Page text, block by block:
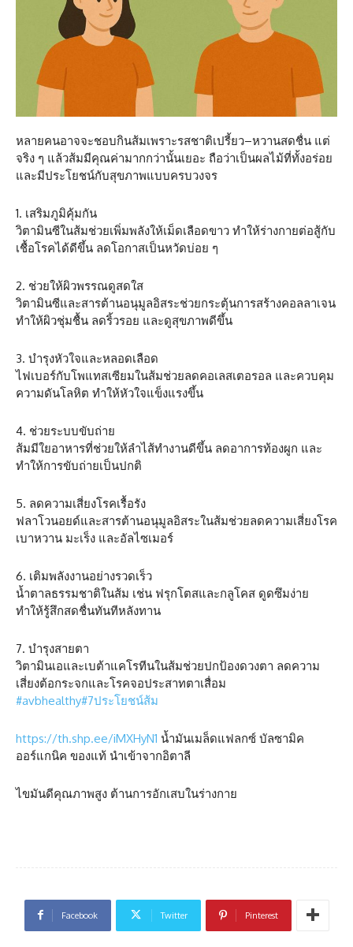
หลายคนอาจจะชอบกินส้มเพราะรสชาติเปรี้ยว–หวานสดชื่น แต่
จริง ๆ แล้วส้มมีคุณค่ามากกว่านั้นเยอะ ถือว่าเป็นผลไม้ที่ทั้งอร่อย
และมีประโยชน์กับสุขภาพแบบครบวงจร
1. เสริมภูมิคุ้มกัน
วิตามินซีในส้มช่วยเพิ่มพลังให้เม็ดเลือดขาว ทำให้ร่างกายต่อสู้กับ
เชื้อโรคได้ดีขึ้น ลดโอกาสเป็นหวัดบ่อย ๆ
2. ช่วยให้ผิวพรรณดูสดใส
วิตามินซีและสารต้านอนุมูลอิสระช่วยกระตุ้นการสร้างคอลลาเจน
ทำให้ผิวชุ่มชื้น ลดริ้วรอย และดูสุขภาพดีขึ้น
3. บำรุงหัวใจและหลอดเลือด
ไฟเบอร์กับโพแทสเซียมในส้มช่วยลดคอเลสเตอรอล และควบคุม
ความดันโลหิต ทำให้หัวใจแข็งแรงขึ้น
4. ช่วยระบบขับถ่าย
ส้มมีใยอาหารที่ช่วยให้ลำไส้ทำงานดีขึ้น ลดอาการท้องผูก และ
ทำให้การขับถ่ายเป็นปกติ
5. ลดความเสี่ยงโรคเรื้อรัง
ฟลาโวนอยด์และสารต้านอนุมูลอิสระในส้มช่วยลดความเสี่ยงโรค
เบาหวาน มะเร็ง และอัลไซเมอร์
6. เติมพลังงานอย่างรวดเร็ว
น้ำตาลธรรมชาติในส้ม เช่น ฟรุกโตสและกลูโคส ดูดซึมง่าย
ทำให้รู้สึกสดชื่นทันทีหลังทาน
7. บำรุงสายตา
วิตามินเอและเบต้าแคโรทีนในส้มช่วยปกป้องดวงตา ลดความ
เสี่ยงต้อกระจกและโรคจอประสาทตาเสื่อม
#avbhealthy#7ประโยชน์ส้ม
https://th.shp.ee/iMXHyN1 น้ำมันเมล็ดแฟลกซ์ บัลซามิค
ออร์แกนิค ของแท้ นำเข้าจากอิตาลี
ไขมันดีคุณภาพสูง ต้านการอักเสบในร่างกาย
Facebook Twitter Pinterest